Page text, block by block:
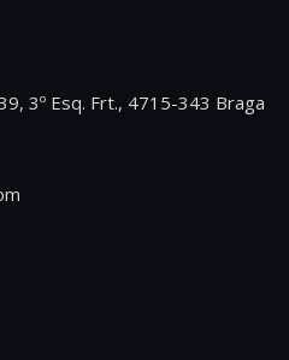
3º Esq. Frt., 4715-343 Braga